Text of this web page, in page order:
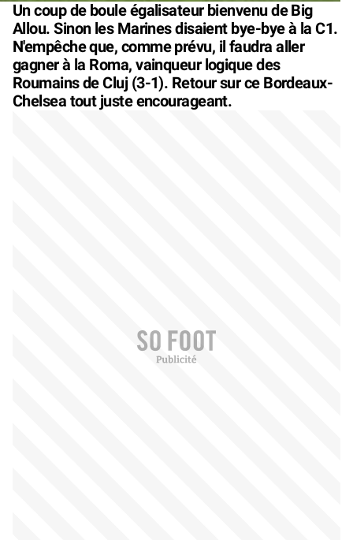
Un coup de boule égalisateur bienvenu de Big
Allou. Sinon les Marines disaient bye-bye à la C1.
N'empêche que, comme prévu, il faudra aller
gagner à la Roma, vainqueur logique des
Roumains de Cluj (3-1). Retour sur ce Bordeaux-
Chelsea tout juste encourageant.